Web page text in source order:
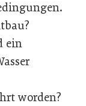
ein
worden?